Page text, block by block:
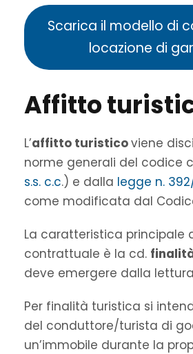
Scarica il modello di
locazione di
Affitto
L’affitto turisticoviene
norme generali del codice
s.s. c.c.) e dalla legge n.
come modificata dal
La caratteristica principale
contrattuale è la cd.
deve emergere dalla
Per finalità turistica si
del conduttore/turista di
un’immobile durante la